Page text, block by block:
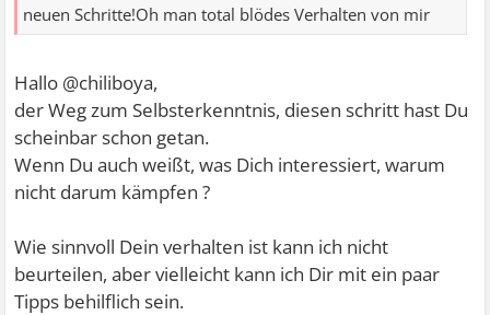
neuen Schritte!Oh man total blödes Verhalten von mir
Hallo @chiliboya,
der Weg zum Selbsterkenntnis, diesen schritt hast Du
scheinbar schon getan.
Wenn Du auch weißt, was Dich interessiert, warum
nicht darum kämpfen ?
Wie sinnvoll Dein verhalten ist kann ich nicht
beurteilen, aber vielleicht kann ich Dir mit ein paar
Tipps behilflich sein.